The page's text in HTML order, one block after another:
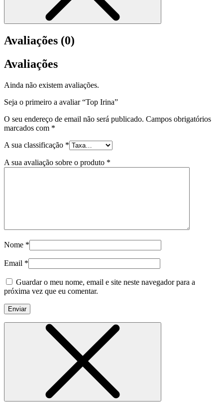
Avaliações (0)
Avaliações
Ainda não existem avaliações.
Seja o primeiro a avaliar “Top Irina”
O seu endereço de email não será publicado. Campos obrigatórios
marcados com *
A sua classificação *
A sua avaliação sobre o produto *
Nome *
Email *
Guardar o meu nome, email e site neste navegador para a
próxima vez que eu comentar.